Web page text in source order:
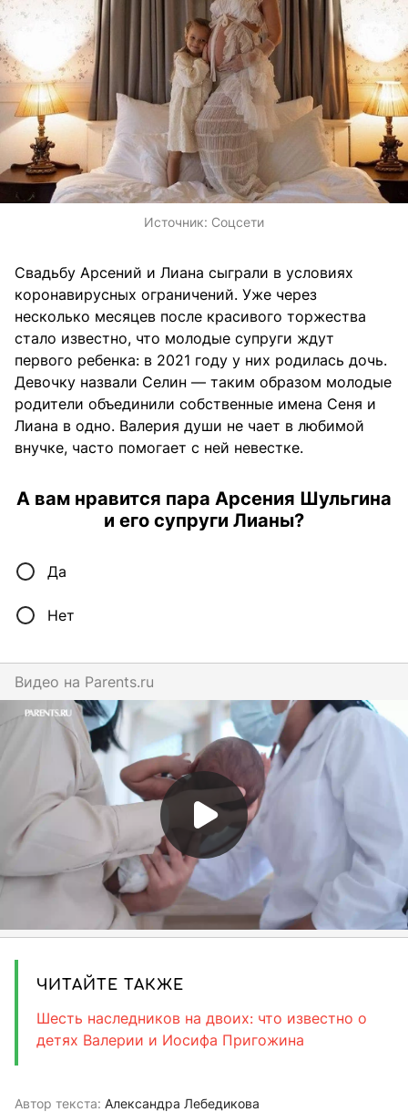
Источник: Соцсети
Свадьбу Арсений и Лиана сыграли в условиях
коронавирусных ограничений. Уже через
несколько месяцев после красивого торжества
стало известно, что молодые супруги ждут
первого ребенка: в 2021 году у них родилась дочь.
Девочку назвали Селин — таким образом молодые
родители объединили собственные имена Сеня и
Лиана в одно. Валерия души не чает в любимой
внучке, часто помогает с ней невестке.
А вам нравится пара Арсения Шульгина
и его супруги Лианы?
Да
Нет
Видео на parents.ru
ЧИТАЙТЕ ТАКЖЕ
Шесть наследников на двоих: что известно о
детях Валерии и Иосифа Пригожина
Автор текста: Александра Лебедикова